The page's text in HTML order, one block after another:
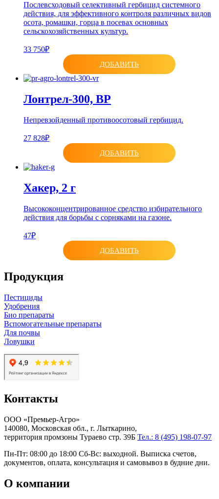
Послевсходовый селективный гербицид системного
действия, для эффективного контроля различных видов
осота, ромашки, горца в посевах основных
сельскохозяйственных культур.
33 750₽
ДОБАВИТЬ
Лонтрел-300, ВР
Непревзойденный противоосотовый гербицид.
27 828₽
ДОБАВИТЬ
Хакер, 2 г
Высококонцентрированное средство избирательного
действия для борьбы с сорняками на газоне.
47₽
ДОБАВИТЬ
Продукция
Пестициды
Удобрения
Био препараты
Вспомогательные препараты
Для почвы
Ловушки
Контакты
ООО «Премьер-Агро»
140080, Московская обл., г. Лыткарино,
территория промзоны Тураево стр. 39Б Тел.: 8 (495) 198-07-97
Пн-Пт: 08:00 до 18:00 Сб-Вс: выходной. Выписка счетов,
документов, оплата, консультация и самовывоз в будние дни.
О компании